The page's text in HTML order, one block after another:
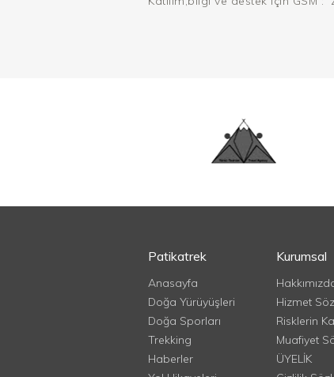
Patikatrek
Anasayfa
Doğa Yürüyüşleri
Doğa Sporları
Trekking
Haberler
Kurumsal
Hizmet
Risklerin
Muafiyet
ÜYELİK